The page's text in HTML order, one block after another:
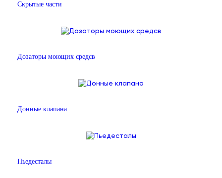
Скрытые части
Дозаторы моющих средсв
Донные клапана
Пьедесталы